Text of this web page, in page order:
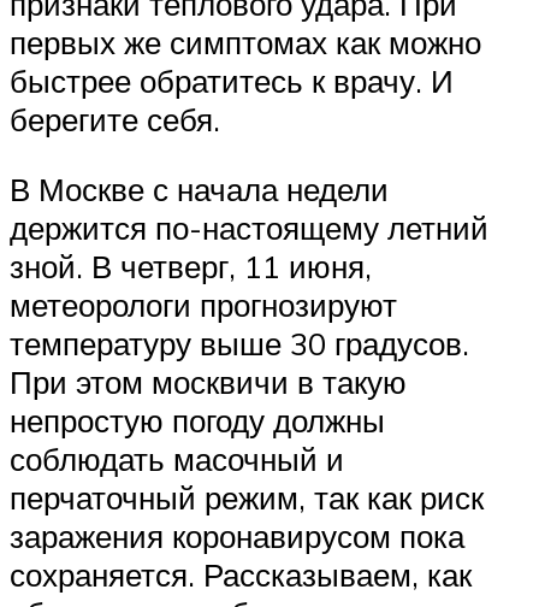
первых же симптомах как можно
быстрее обратитесь к врачу. И
берегите себя.
В Москве с начала недели
держится по-настоящему летний
зной. В четверг, 11 июня,
метеорологи прогнозируют
температуру выше 30 градусов.
При этом москвичи в такую
непростую погоду должны
соблюдать масочный и
перчаточный режим, так как риск
заражения коронавирусом пока
сохраняется. Рассказываем, как